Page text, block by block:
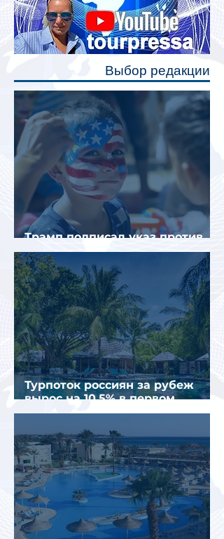
станут индивидуальные шторки у
каждого спального места. Они
позволят пассажирам закрыть свою
полку во время сна или отдыха,
Выбор редакции
Трамп подписал указ против
«родильного туризма» в США
Турпоток россиян за рубеж
вырос на 10,5% в первом
полугодии 2026 года